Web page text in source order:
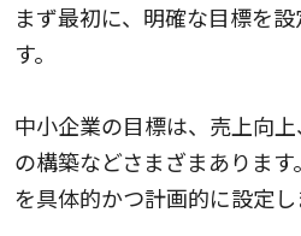
まず最初に、明確な目標を
す。
中小企業の目標は、売上向
の構築などさまざまありま
を具体的かつ計画的に設定し